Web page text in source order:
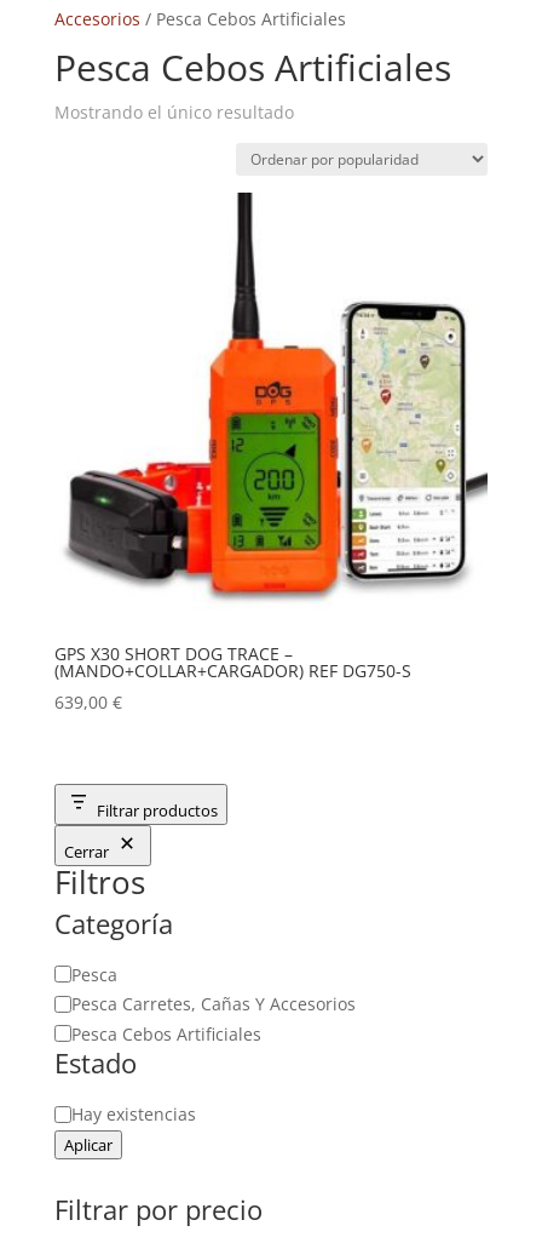
Accesorios / Pesca Cebos Artificiales
Pesca Cebos Artificiales
Mostrando el único resultado
GPS X30 SHORT DOG TRACE –
(MANDO+COLLAR+CARGADOR) REF DG750-S
639,00 €
Filtrar productos
Cerrar
Filtros
Categoría
Categoría
Pesca
Pesca Carretes, Cañas Y Accesorios
Pesca Cebos Artificiales
Estado
Estado
Hay existencias
Aplicar
Filtrar por precio